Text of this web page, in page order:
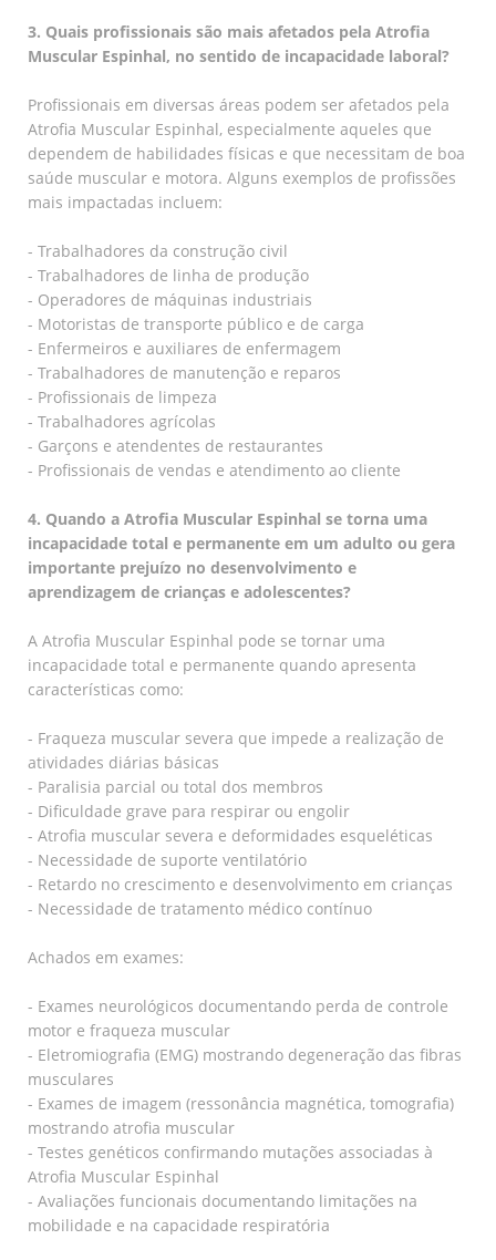
3. Quais profissionais são mais afetados pela Atrofia
Muscular Espinhal, no sentido de incapacidade laboral?
Profissionais em diversas áreas podem ser afetados pela
Atrofia Muscular Espinhal, especialmente aqueles que
dependem de habilidades físicas e que necessitam de boa
saúde muscular e motora. Alguns exemplos de profissões
mais impactadas incluem:
- Trabalhadores da construção civil
- Trabalhadores de linha de produção
- Operadores de máquinas industriais
- Motoristas de transporte público e de carga
- Enfermeiros e auxiliares de enfermagem
- Trabalhadores de manutenção e reparos
- Profissionais de limpeza
- Trabalhadores agrícolas
- Garçons e atendentes de restaurantes
- Profissionais de vendas e atendimento ao cliente
4. Quando a Atrofia Muscular Espinhal se torna uma
incapacidade total e permanente em um adulto ou gera
importante prejuízo no desenvolvimento e
aprendizagem de crianças e adolescentes?
A Atrofia Muscular Espinhal pode se tornar uma
incapacidade total e permanente quando apresenta
características como:
- Fraqueza muscular severa que impede a realização de
atividades diárias básicas
- Paralisia parcial ou total dos membros
- Dificuldade grave para respirar ou engolir
- Atrofia muscular severa e deformidades esqueléticas
- Necessidade de suporte ventilatório
- Retardo no crescimento e desenvolvimento em crianças
- Necessidade de tratamento médico contínuo
Achados em exames:
- Exames neurológicos documentando perda de controle
motor e fraqueza muscular
- Eletromiografia (EMG) mostrando degeneração das fibras
musculares
- Exames de imagem (ressonância magnética, tomografia)
mostrando atrofia muscular
- Testes genéticos confirmando mutações associadas à
Atrofia Muscular Espinhal
- Avaliações funcionais documentando limitações na
mobilidade e na capacidade respiratória